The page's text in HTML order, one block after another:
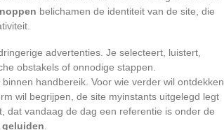
belichamen de identiteit van de site, die
advertenties. Je selecteert, luistert,
obstakels of onnodige stappen.
binnen handbereik. Voor wie verder wil ontdekken
wil begrijpen, de site myinstants uitgelegd legt
dat vandaag de dag een referentie is onder de